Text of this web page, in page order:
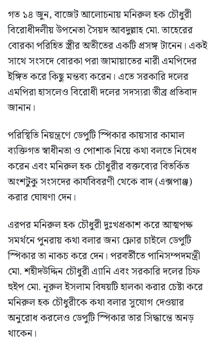
গত ১৪ জুন, বাজেট আলোচনায় মনিরুল হক চৌধুরী
বিরোধীদলীয় উপনেতা সৈয়দ আবদুল্লাহ মো. তাহেরের
বোরকা পরিহিত স্ত্রীর অতীতের একটি প্রসঙ্গ টানেন। একই
সাথে সংসদে বোরকা পরা জামায়াতের নারী এমপিদের
ইঙ্গিত করে কিছু মন্তব্য করেন। এতে সরকারি দলের
এমপিরা হাসলেও বিরোধী দলের সদস্যরা তীব্র প্রতিবাদ
জানান।
পরিস্থিতি নিয়ন্ত্রণে ডেপুটি স্পিকার কায়সার কামাল
ব্যক্তিগত স্বাধীনতা ও পোশাক নিয়ে কথা বলতে নিষেধ
করেন এবং মনিরুল হক চৌধুরীর বক্তব্যের বিতর্কিত
অংশটুকু সংসদের কার্যবিবরণী থেকে বাদ (এক্সপাঞ্জ)
করার ঘোষণা দেন।
এরপর মনিরুল হক চৌধুরী দুঃখপ্রকাশ করে আত্মপক্ষ
সমর্থনে পুনরায় কথা বলার জন্য ফ্লোর চাইলে ডেপুটি
স্পিকার তা নাকচ করে দেন। পরবর্তীতে পানিসম্পদমন্ত্রী
মো. শহীদউদ্দিন চৌধুরী এ্যানি এবং সরকারি দলের চিফ
হুইপ মো. নূরুল ইসলাম বিষয়টি হালকা করার চেষ্টা করে
মনিরুল হক চৌধুরীকে কথা বলার সুযোগ দেওয়ার
অনুরোধ করলেও ডেপুটি স্পিকার তার সিদ্ধান্তে অনড়
থাকেন।